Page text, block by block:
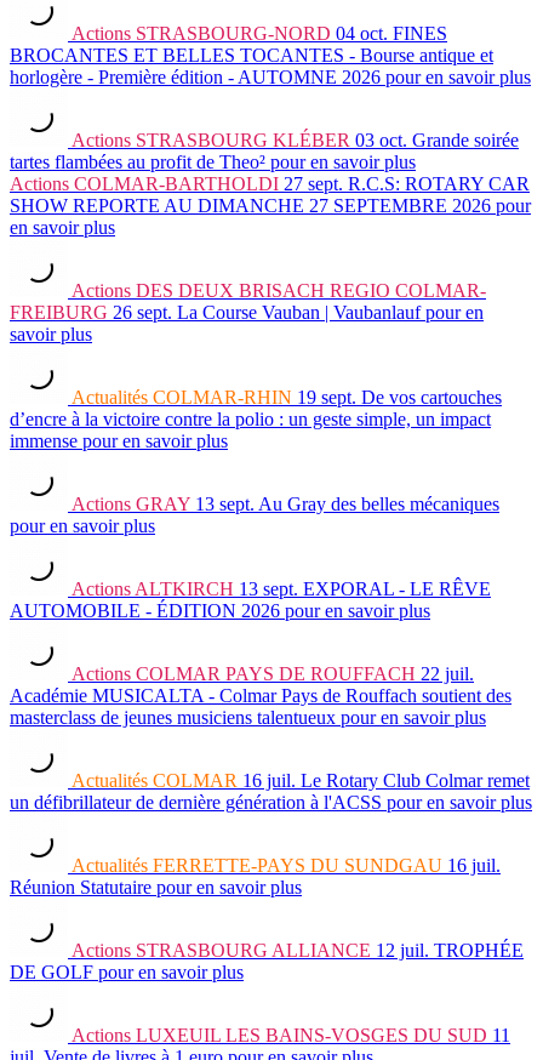
Actions STRASBOURG-NORD 04 oct. FINES
BROCANTES ET BELLES TOCANTES - Bourse antique et
horlogère - Première édition - AUTOMNE 2026 pour en savoir plus
Actions STRASBOURG KLÉBER 03 oct. Grande soirée
tartes flambées au profit de Theo² pour en savoir plus
Actions COLMAR-BARTHOLDI 27 sept. R.C.S: ROTARY CAR
SHOW REPORTE AU DIMANCHE 27 SEPTEMBRE 2026 pour
en savoir plus
Actions DES DEUX BRISACH REGIO COLMAR-
FREIBURG 26 sept. La Course Vauban | Vaubanlauf pour en
savoir plus
Actualités COLMAR-RHIN 19 sept. De vos cartouches
d’encre à la victoire contre la polio : un geste simple, un impact
immense pour en savoir plus
Actions GRAY 13 sept. Au Gray des belles mécaniques
pour en savoir plus
Actions ALTKIRCH 13 sept. EXPORAL - LE RÊVE
AUTOMOBILE - ÉDITION 2026 pour en savoir plus
Actions COLMAR PAYS DE ROUFFACH 22 juil.
Académie MUSICALTA - Colmar Pays de Rouffach soutient des
masterclass de jeunes musiciens talentueux pour en savoir plus
Actualités COLMAR 16 juil. Le Rotary Club Colmar remet
un défibrillateur de dernière génération à l'ACSS pour en savoir plus
Actualités FERRETTE-PAYS DU SUNDGAU 16 juil.
Réunion Statutaire pour en savoir plus
Actions STRASBOURG ALLIANCE 12 juil. TROPHÉE
DE GOLF pour en savoir plus
Actions LUXEUIL LES BAINS-VOSGES DU SUD 11